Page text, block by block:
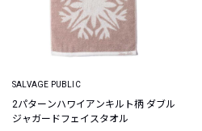
SALVAGE PUBLIC
2パターンハワイアンキルト柄 ダブル
ジャガードフェイスタオル